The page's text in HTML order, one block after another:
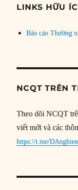
đề
LINKS HỮU
Báo cáo Thường
NCQT TRÊN
Theo dõi NCQT
viết mới và các
https://t.me/